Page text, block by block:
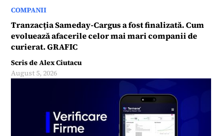
COMPANII
Tranzacția Sameday-Cargus a fost finalizată. Cum
evoluează afacerile celor mai mari companii de
curierat. GRAFIC
Scris deAlex Ciutacu
August 5, 2026